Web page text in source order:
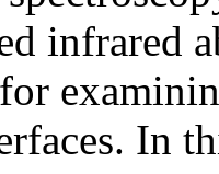
infrared
In